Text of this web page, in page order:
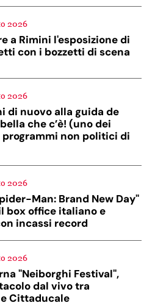
2026
a Rimini l'esposizione di
con i bozzetti di scena
2026
di nuovo alla guida de
che c’è! (uno dei
non politici di
2026
Man: Brand New Day"
box office italiano e
incassi record
2026
"Neiborghi Festival",
dal vivo tra
Cittaducale